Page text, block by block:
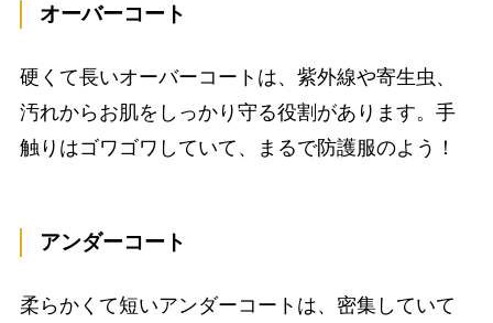
オーバーコート
硬くて長いオーバーコートは、紫外線や寄生虫、
汚れからお肌をしっかり守る役割があります。手
触りはゴワゴワしていて、まるで防護服のよう！
アンダーコート
柔らかくて短いアンダーコートは、密集していて